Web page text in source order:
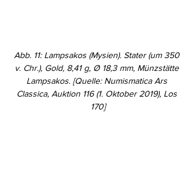
Abb. 11: Lampsakos (Mysien). Stater (um 350
v. Chr.), Gold, 8,41 g, Ø 18,3 mm, Münzstätte
Lampsakos. [Quelle: Numismatica Ars
Classica, Auktion 116 (1. Oktober 2019), Los
170]